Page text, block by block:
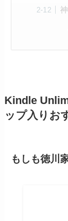
Kindle
ップ入りお
もしも徳川